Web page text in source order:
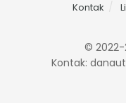
Kontak
© 2022-
Kontak: